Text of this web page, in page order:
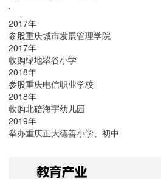
`
2017年
参股重庆城市发展管理学院
2017年
收购绿地翠谷小学
2018年
参股重庆电信职业学校
2018年
收购北碚海宇幼儿园
2019年
举办重庆正大德善小学、初中